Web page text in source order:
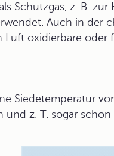
Schutzgas, z. B.
Auch in der
Luft oxidierbare
Siedetemperatur
und z. T. sogar